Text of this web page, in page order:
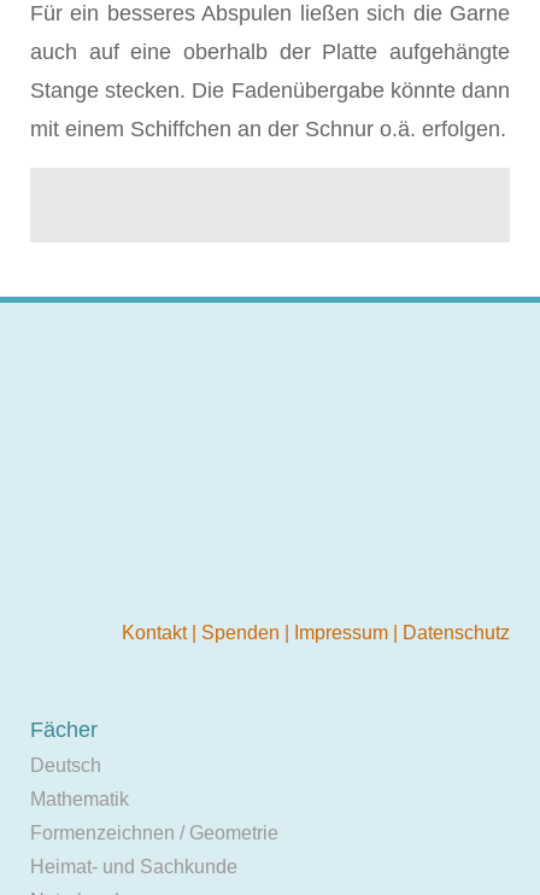
Für ein besseres Abspulen ließen sich die Garne
auch auf eine oberhalb der Platte aufgehängte
Stange stecken. Die Fadenübergabe könnte dann
mit einem Schiffchen an der Schnur o.ä. erfolgen.
Kontakt Spenden Impressum Datenschutz
Fächer
Deutsch
Mathematik
Formenzeichnen / Geometrie
Heimat- und Sachkunde